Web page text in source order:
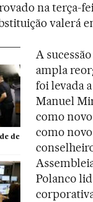
na terça-
valerá
de
A
ampla
foi levada
Manuel
como
como
Polanco